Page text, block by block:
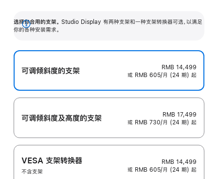
选择你合用的支架。 Studio Display 有两种支架和一种支架转换器可选，以满足
你的各种安装需求。
展
可调倾斜度的支架
RMB 14,499
或 RMB 605/月 (24 期) 起
可调倾斜度及高‍度的支‍架
RMB 17,499
或 RMB 730/月 (24 期) 起
VESA 支架转换器
不含支架
RMB 14,499
或 RMB 605/月 (24 期) 起